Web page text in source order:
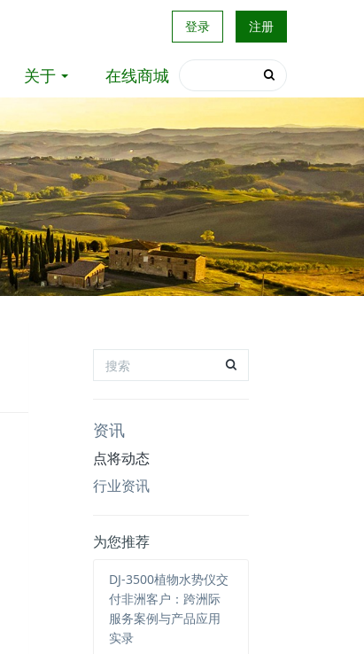
登录 注册
关于 在线商城
资讯
点将动态
行业资讯
为您推荐
DJ-3500植物水势仪交
付非洲客户：跨洲际
服务案例与产品应用
实录